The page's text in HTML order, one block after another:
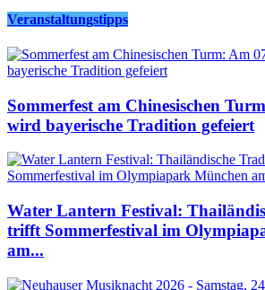
Veranstaltungstipps
Sommerfest am Chinesischen
wird bayerische Tradition gefeiert
Water Lantern Festival:
trifft Sommerfestival im
am...